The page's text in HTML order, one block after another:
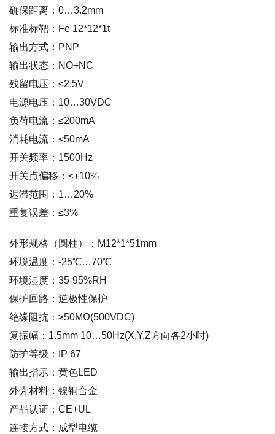
确保距离：0…3.2mm
标准标靶：Fe 12*12*1t
输出方式：PNP
输出状态；NO+NC
残留电压：≤2.5V
电源电压：10…30VDC
负荷电流：≤200mA
消耗电流：≤50mA
开关频率：1500Hz
开关点偏移：≤±10%
迟滞范围：1…20%
重复误差：≤3%
外形规格（圆柱）：M12*1*51mm
环境温度：-25℃…70℃
环境湿度：35-95%RH
保护回路：逆极性保护
绝缘阻抗：≥50MΩ(500VDC)
复振幅：1.5mm 10…50Hz(X,Y,Z方向各2小时)
防护等级：IP 67
输出指示：黄色LED
外壳材料：镍铜合金
产品认证：CE+UL
连接方式：成型电缆